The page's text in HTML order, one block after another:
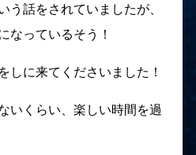
う話をされていましたが、
なっているそう！
しに来てくださいました！
いくらい、楽しい時間を過